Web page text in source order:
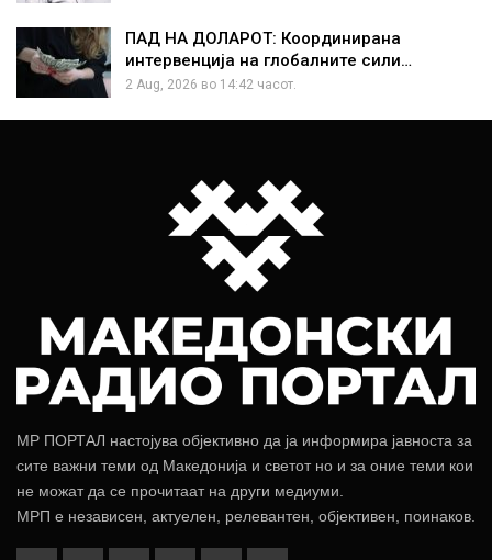
ПАД НА ДОЛАРОТ: Координирана
интервенција на глобалните сили…
2 Aug, 2026 во 14:42 часот.
МР ПОРТАЛ настојува објективно да ја информира јавноста за
сите важни теми од Македонија и светот но и за оние теми кои
не можат да се прочитаат на други медиуми.
МРП е независен, актуелен, релевантен, објективен, поинаков.